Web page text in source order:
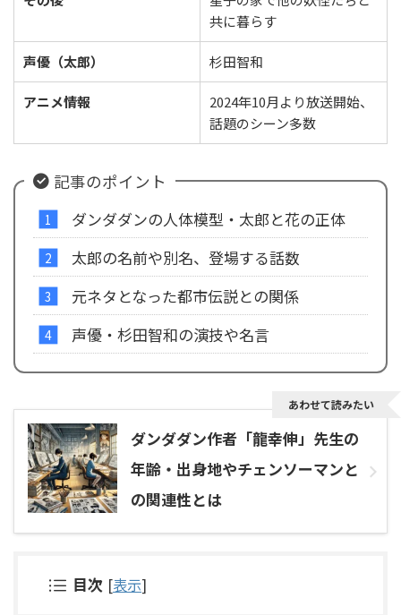
共に暮らす
声優（太郎） 杉田智和
アニメ情報
2024年10月より放送開始、
話題のシーン多数
記事のポイント
ダンダダンの人体模型・太郎と花の正体
太郎の名前や別名、登場する話数
元ネタとなった都市伝説との関係
声優・杉田智和の演技や名言
ダンダダン作者「龍幸伸」先生の
年齢・出身地やチェンソーマンと
の関連性とは
あわせて読みたい
目次 [表示]